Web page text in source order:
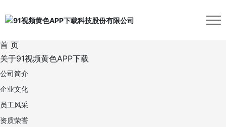
首 页
关于91视频黄色APP下载
公司简介
企业文化
员工风采
资质荣誉